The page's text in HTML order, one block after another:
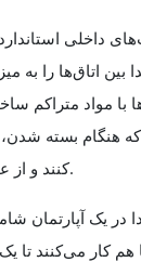
داخلی
بین اتاق‌ها را به
با مواد متراکم
هنگام بسته
کنند و از.
در یک آپارتمان
کار می‌کنند تا